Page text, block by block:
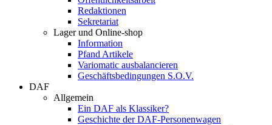
Redaktionen
Sekretariat
Lager und Online-shop
Information
Pfand Artikele
Variomatic ausbalancieren
Geschäftsbedingungen S.O.V.
DAF
Allgemein
Ein DAF als Klassiker?
Geschichte der DAF-Personenwagen